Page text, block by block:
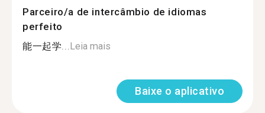
Parceiro/a de intercâmbio de idiomas
perfeito
能一起学...Leia mais
Baixe o aplicativo